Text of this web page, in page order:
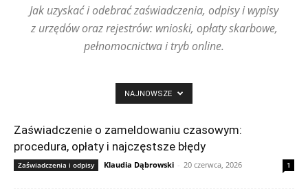
Jak uzyskać i odebrać zaświadczenia, odpisy i wypisy
z urzędów oraz rejestrów: wnioski, opłaty skarbowe,
pełnomocnictwa i tryb online.
NAJNOWSZE
Zaświadczenie o zameldowaniu czasowym:
procedura, opłaty i najczęstsze błędy
Zaświadczenia i odpisy Klaudia Dąbrowski - 20 czerwca, 2026 1